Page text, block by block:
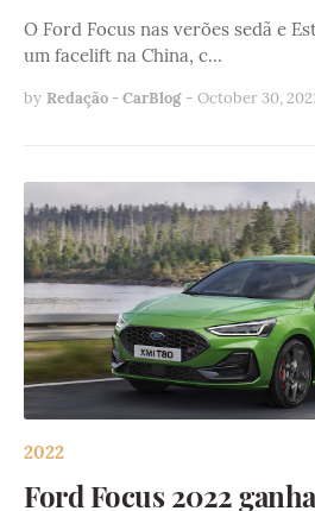
O Ford Focus nas verões sedã e
um facelift na China, c…
by Redação - CarBlog - October 30,
2022
Ford Focus 2022